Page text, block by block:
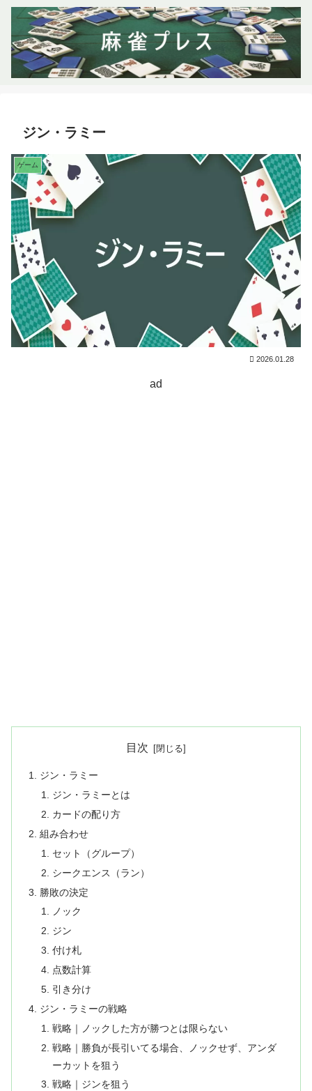
ジン・ラミー
ゲーム
2026.01.28
ad
目次
ジン・ラミー
ジン・ラミーとは
カードの配り方
組み合わせ
セット（グループ）
シークエンス（ラン）
勝敗の決定
ノック
ジン
付け札
点数計算
引き分け
ジン・ラミーの戦略
戦略｜ノックした方が勝つとは限らない
戦略｜勝負が長引いてる場合、ノックせず、アンダ
ーカットを狙う
戦略｜ジンを狙う